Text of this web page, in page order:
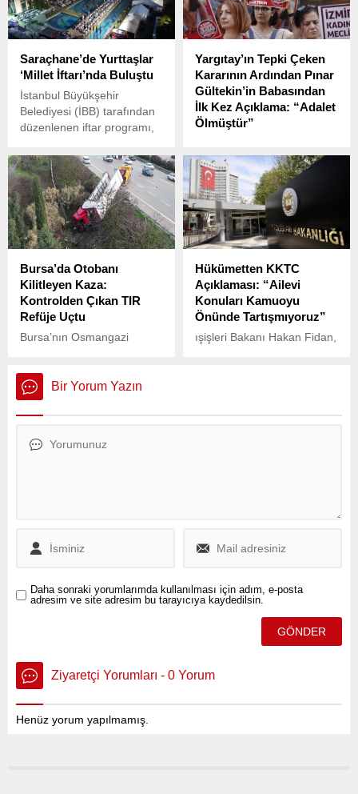
anlaşmazlıklar nedeniyle
eylem düzenledi.
Saraçhane’de Yurttaşlar
‘Millet İftarı’nda Buluştu
İstanbul Büyükşehir
Belediyesi (İBB) tarafından
düzenlenen iftar programı,
ve gösterilere sahne olan
İBB Saraçhane’de
gerçekleştirildi.
Yargıtay’ın Tepki Çeken
Kararının Ardından Pınar
Gültekin’in Babasından
İlk Kez Açıklama: “Adalet
Ölmüştür”
cinayetinde Cemal Metin
Avcı’ya verilen
ağırlaştırılmış müebbet
cezasını bozarak, “haksız
tahrik indirimi”
uygulamasına karar verdi.
Bursa’da Otobanı
Kilitleyen Kaza:
Kontrolden Çıkan TIR
Refüje Uçtu
Bursa’nın Osmangazi
otobanda büyük trafik
aksaklıklarına yol açtı.
Hükümetten KKTC
Açıklaması: “Ailevi
Konuları Kamuoyu
Önünde Tartışmıyoruz”
ışişleri Bakanı Hakan Fidan,
Türkiye’nin Kıbrıs politikası
Bir Yorum Yazın
Daha sonraki yorumlarımda kullanılması için adım, e-posta
adresim ve site adresim bu tarayıcıya kaydedilsin.
Ziyaretçi Yorumları - 0 Yorum
Henüz yorum yapılmamış.